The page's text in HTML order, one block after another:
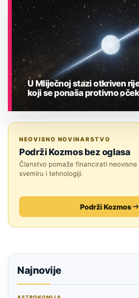
U Mliječnoj stazi otkriven
koji se ponaša protivno
NEOVISNO NOVINARSTVO
Podrži Kozmos bez oglasa
Članstvo pomaže financirati
svemiru i tehnologiji.
Podrži Kozmos
Najnovije